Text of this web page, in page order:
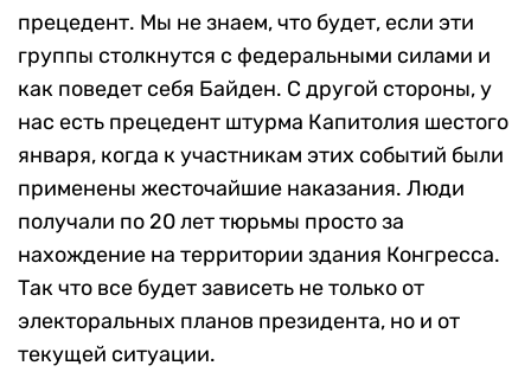
прецедент. Мы не знаем, что будет, если эти
группы столкнутся с федеральными силами и
как поведет себя Байден. С другой стороны, у
нас есть прецедент штурма Капитолия шестого
января, когда к участникам этих событий были
применены жесточайшие наказания. Люди
получали по 20 лет тюрьмы просто за
нахождение на территории здания Конгресса.
Так что все будет зависеть не только от
электоральных планов президента, но и от
текущей ситуации.